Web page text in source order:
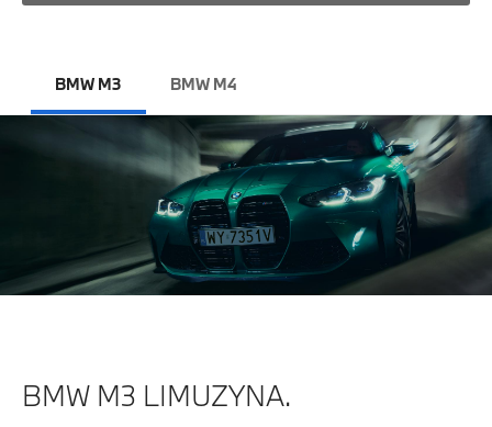
BMW M3 BMW M4
BMW M3 LIMUZYNA.